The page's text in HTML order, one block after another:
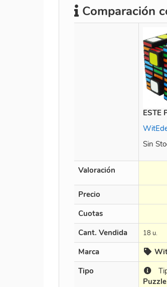
Comparación
ESTE
Sin
Valoración
Precio
Cuotas
Cant. Vendida 18 u.
Marca
Tipo
Puzzle